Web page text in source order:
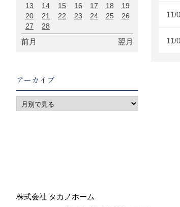
11/
11/
13
14 15 16 17 18
19
20
21 22 23 24 25
26
27
28
前月 翌月
アーカイブ
株式会社 タカノホーム